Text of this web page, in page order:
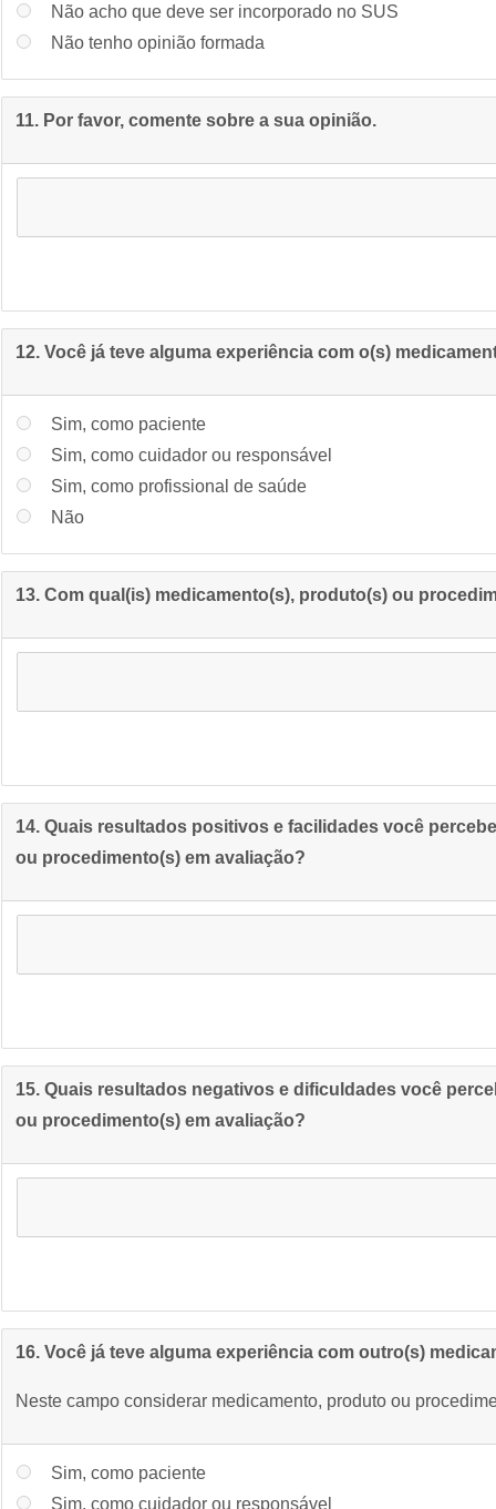
Não acho que deve ser incorporado no SUS
Não tenho opinião formada
11. Por favor, comente sobre a sua opinião.
12. Você já teve alguma experiência com o(s)
Sim, como paciente
Sim, como cuidador ou responsável
Sim, como profissional de saúde
Não
13. Com qual(is) medicamento(s), produto(s) ou
14. Quais resultados positivos e facilidades você
ou procedimento(s) em avaliação?
15. Quais resultados negativos e dificuldades você
ou procedimento(s) em avaliação?
16. Você já teve alguma experiência com outro(s)
Neste campo considerar medicamento, produto ou
Sim, como paciente
Sim, como cuidador ou responsável